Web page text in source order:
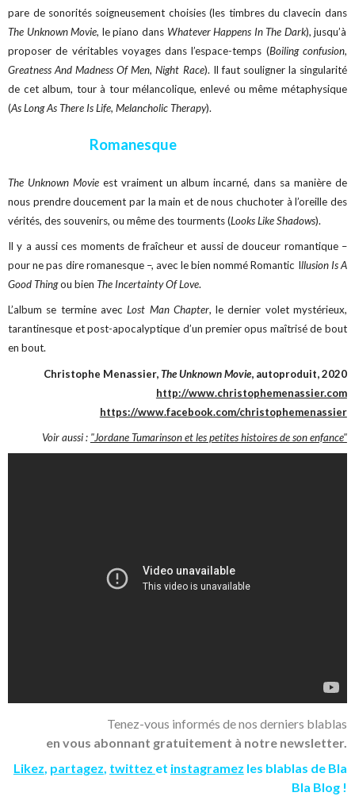
pare de sonorités soigneusement choisies (les timbres du clavecin dans
The Unknown Movie, le piano dans Whatever Happens In The Dark), jusqu’à
proposer de véritables voyages dans l’espace-temps (Boiling confusion,
Greatness And Madness Of Men, Night Race). Il faut souligner la singularité
de cet album, tour à tour mélancolique, enlevé ou même métaphysique
(As Long As There Is Life, Melancholic Therapy).
Romanesque
The Unknown Movieest vraiment un album incarné, dans sa manière de
nous prendre doucement par la main et de nous chuchoter à l’oreille des
vérités, des souvenirs, ou même des tourments (Looks Like Shadows).
Il y a aussi ces moments de fraîcheur et aussi de douceur romantique –
pour ne pas dire romanesque –, avec le bien nommé Romantic Illusion Is A
Good Thingou bien The Incertainty Of Love.
L’album se termine avecLost Man Chapter, le dernier volet mystérieux,
tarantinesque et post-apocalyptique d’un premier opus maîtrisé de bout
en bout.
Christophe Menassier,The Unknown Movie, autoproduit, 2020
http://www.christophemenassier.com
https://www.facebook.com/christophemenassier
Voir aussi : "Jordane Tumarinson et les petites histoires de son enfance"
Tenez-vous informés de nos derniers blablas
en vous abonnant gratuitement à notre newsletter.
Likez, partagez, twittez et instagramez les blablas de Bla
Bla Blog !